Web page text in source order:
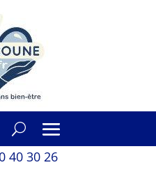
40 30 26